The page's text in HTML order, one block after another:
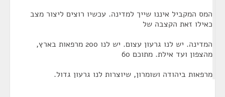
המס המקביל איננו שייך למדינה. עכשיו רוצים ליצור מצב
כאילו זאת הקצבה של
המדינה. יש לנו גרעון עצום. יש לנו 200 מרפאות בארץ,
מהצפון ועד אילת. מתוכם 60
מרפאות ביהודה ושומרון, שיוצרות לנו גרעון גדול.